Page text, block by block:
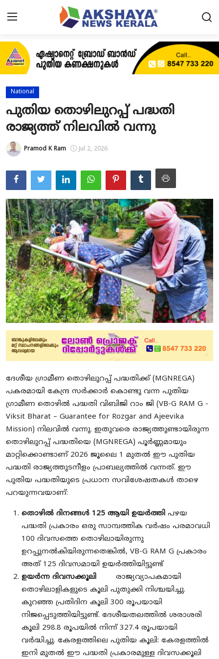
Home
Contact
News
Akshaya News
Agriculture
Business
Classifieds
Education
Entertainment
Health
Obituary
Sports
Travel & Tourism
Technology
E-Paper
National
പുതിയ തൊഴിലുറപ്പ് പദ്ധതി
രാജ്യത്ത് നിലവിൽ വന്നു
Pramod K Ram Jul 2, 2026
ദേശീയ ഗ്രാമീണ തൊഴിലുറപ്പ് പദ്ധതിക്ക് (MGNREGA)
പകരമായി കേന്ദ്ര സർക്കാർ കൊണ്ടു വന്ന പുതിയ
ഗ്രാമീണ തൊഴിൽ പദ്ധതി വിബിജി റാം ജി (VB-G RAM G -
Viksit Bharat – Guarantee for Rozgar and Ajeevika
Mission) നിലവിൽ വന്നു. ഇതുവരെ രാജ്യത്തുണ്ടായിരുന്ന
തൊഴിലുറപ്പ് പദ്ധതിയെ (MGNREGA) പൂർണ്ണമായും
മാറ്റിക്കൊണ്ടാണ് 2026 ജൂലൈ 1 മുതൽ ഈ പുതിയ
പദ്ധതി രാജ്യത്തുടനീളം പ്രാബല്യത്തിൽ വന്നത്. ഈ
പുതിയ പദ്ധതിയുടെ പ്രധാന സവിശേഷതകൾ താഴെ
പറയുന്നവയാണ്:
തൊഴിൽ ദിനങ്ങൾ 125 ആയി ഉയർത്തി പഴയ
പദ്ധതി പ്രകാരം ഒരു സാമ്പത്തിക വർഷം പരമാവധി
100 ദിവസത്തെ തൊഴിലായിരുന്നു
ഉറപ്പുനൽകിയിരുന്നതെങ്കിൽ, VB-G RAM G പ്രകാരം
അത് 125 ദിവസമായി ഉയർത്തിയിട്ടുണ്ട്
ഉയർന്ന ദിവസക്കൂലി രാജ്യവ്യാപകമായി
തൊഴിലാളികളുടെ കൂലി പുതുക്കി നിശ്ചയിച്ചു.
കുറഞ്ഞ പ്രതിദിന കൂലി 300 രൂപയായി
നിജപ്പെടുത്തിയിട്ടുണ്ട്. ദേശീയതലത്തിൽ ശരാശരി
കൂലി 298.8 രൂപയിൽ നിന്ന് 327.4 രൂപയായി
വർദ്ധിച്ചു. കേരളത്തിലെ പുതിയ കൂലി: കേരളത്തിൽ
ഇനി മുതൽ ഈ പദ്ധതി പ്രകാരമുള്ള ദിവസക്കൂലി